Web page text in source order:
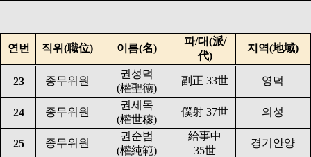
연번 직위 (職位) 이름(名)
파/대(派/
代)
지역(地域)
23 종무위원
권성덕
(權聖德)
副正 33世 영덕
24 종무위원
권세목
(權世穆)
僕射 37世 의성
25 종무위원
권순범
(權純範)
給事中
35世
경기안양